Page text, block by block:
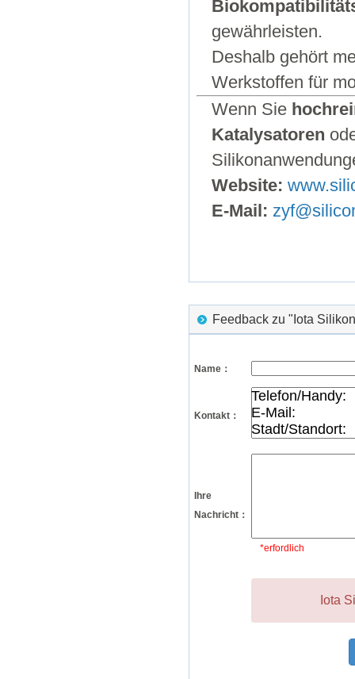
gewährleisten.
Deshalb gehört
Werkstoffen für
Wenn Sie
Katalysatoren
Website:
E-Mail:
Feedback zu "Iota
Name：
Kontakt：
Ihre
Nachricht：
*erfordlich
Iota